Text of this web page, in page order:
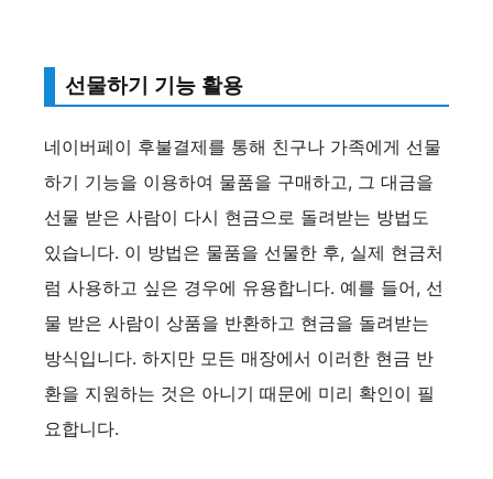
선물하기 기능 활용
네이버페이 후불결제를 통해 친구나 가족에게 선물
하기 기능을 이용하여 물품을 구매하고, 그 대금을
선물 받은 사람이 다시 현금으로 돌려받는 방법도
있습니다. 이 방법은 물품을 선물한 후, 실제 현금처
럼 사용하고 싶은 경우에 유용합니다. 예를 들어, 선
물 받은 사람이 상품을 반환하고 현금을 돌려받는
방식입니다. 하지만 모든 매장에서 이러한 현금 반
환을 지원하는 것은 아니기 때문에 미리 확인이 필
요합니다.